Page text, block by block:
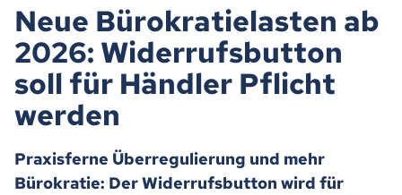
Neue Bürokratielasten ab
2026: Widerrufsbutton
soll für Händler Pflicht
werden
Praxisferne Überregulierung und mehr
Bürokratie: Der Widerrufsbutton wird für